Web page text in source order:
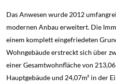
Das Anwesen wurde 2012
modernen Anbau erweitert. Die
einem komplett eingefriedeten
Wohngebäude erstreckt sich über
einer Gesamtwohnfläche von
Hauptgebäude und 24,07m² in der